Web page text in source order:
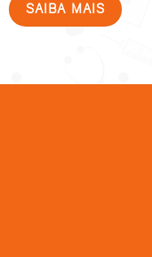
SAIBA MAIS